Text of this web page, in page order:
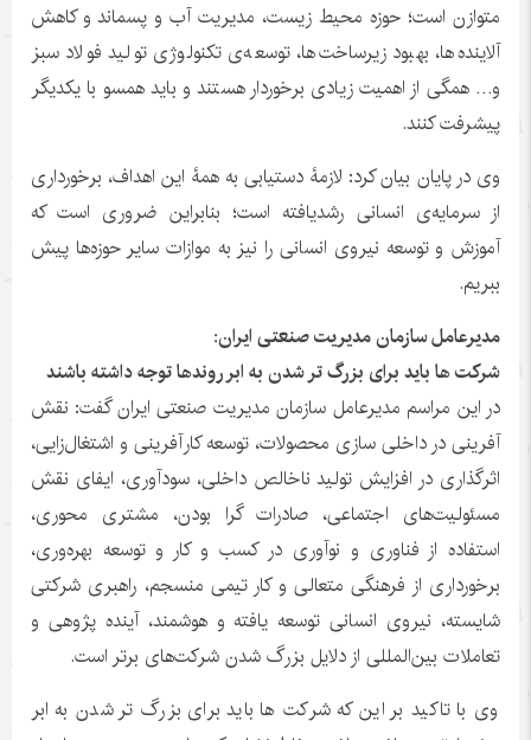
متوازن است؛ حوزه محیط زیست، مدیریت آب و پسماند و کاهش
آلاینده‌ها، بهبود زیرساخت‌ها، توسعه‌ی تکنولوژی تولید فولاد سبز
و… همگی از اهمیت زیادی برخوردار هستند و باید همسو با یکدیگر
پیشرفت کنند.
وی در پایان بیان کرد: لازمۀ دستیابی به همۀ این اهداف، برخورداری
از سرمایه‌ی انسانی رشدیافته است؛ بنابراین ضروری است که
آموزش و توسعه نیروی انسانی را نیز به موازات سایر حوزه‌ها پیش
ببریم.
مدیرعامل سازمان مدیریت صنعتی ایران:
شرکت ها باید برای بزرگ تر شدن به ابر روندها توجه داشته باشند
در این مراسم مدیرعامل سازمان مدیریت صنعتی ایران گفت: نقش
آفرینی در داخلی سازی محصولات، توسعه کارآفرینی و اشتغال‌زایی،
اثرگذاری در افزایش تولید ناخالص داخلی، سودآوری، ایفای نقش
مسئولیت‌های اجتماعی، صادرات گرا بودن، مشتری محوری،
استفاده از فناوری و نوآوری در کسب و کار و توسعه بهره‌وری،
برخورداری از فرهنگی متعالی و کار تیمی منسجم، راهبری شرکتی
شایسته، نیروی انسانی توسعه یافته و هوشمند، آینده پژوهی و
تعاملات بین‌المللی از دلایل بزرگ شدن شرکت‌های برتر است.
وی با تاکید بر این که شرکت ها باید برای بزرگ تر شدن به ابر